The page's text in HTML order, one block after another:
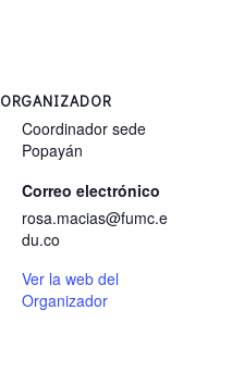
ORGANIZADOR
Coordinador sede
Popayán
Correo electrónico
rosa.macias@fumc.e
du.co
Ver la web del
Organizador